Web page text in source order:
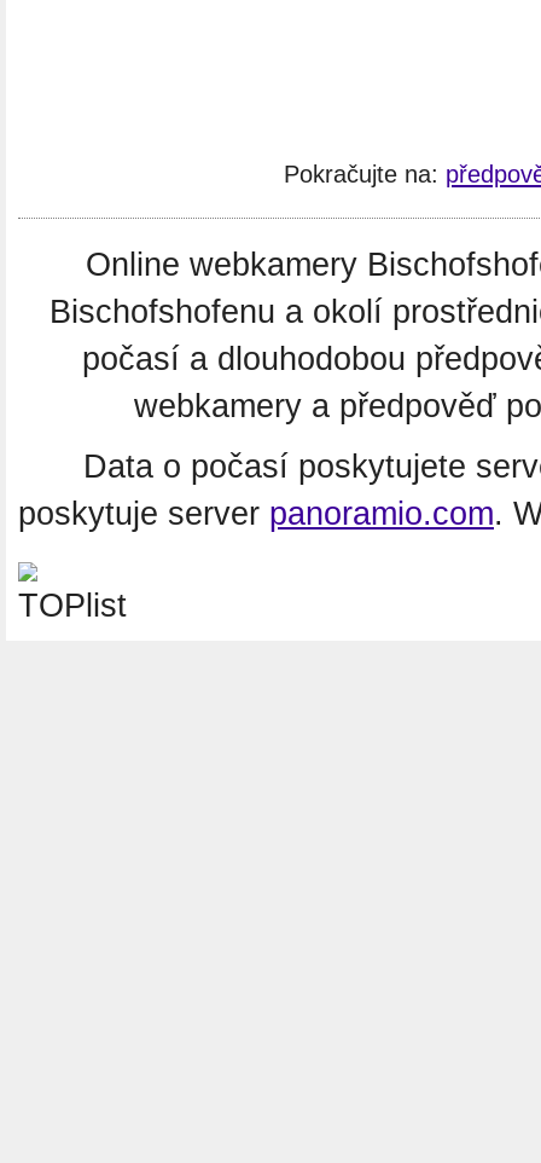
Pokračujte na:
Online webkamery
Bischofshofenu a okolí
počasí a dlouhodobou
webkamery a předpověď
Data o počasí poskytujete
poskytuje server panoramio.com.